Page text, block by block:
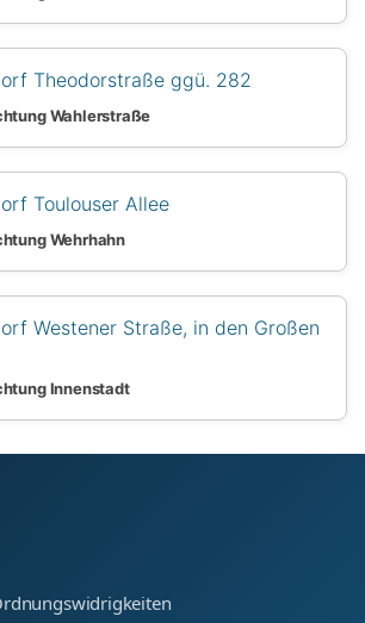
Theodorstraße ggü. 282
Wahlerstraße
Toulouser Allee
Wehrhahn
Westener Straße, in den Großen
Innenstadt